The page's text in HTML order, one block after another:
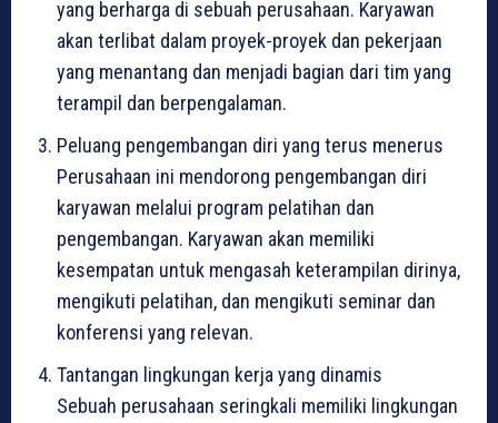
yang berharga di sebuah perusahaan. Karyawan
akan terlibat dalam proyek-proyek dan pekerjaan
yang menantang dan menjadi bagian dari tim yang
terampil dan berpengalaman.
Peluang pengembangan diri yang terus menerus
Perusahaan ini mendorong pengembangan diri
karyawan melalui program pelatihan dan
pengembangan. Karyawan akan memiliki
kesempatan untuk mengasah keterampilan dirinya,
mengikuti pelatihan, dan mengikuti seminar dan
konferensi yang relevan.
Tantangan lingkungan kerja yang dinamis
Sebuah perusahaan seringkali memiliki lingkungan